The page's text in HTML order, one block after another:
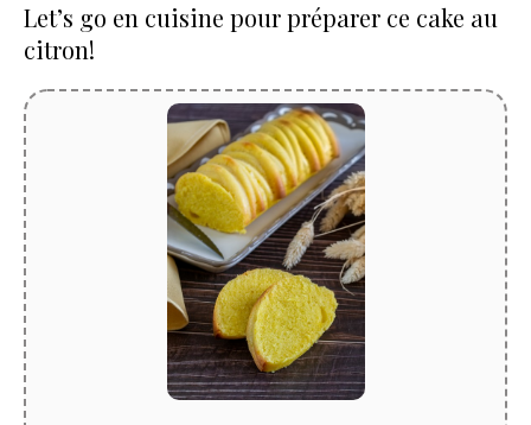
Let’s go en cuisine pour préparer ce cake au
citron!